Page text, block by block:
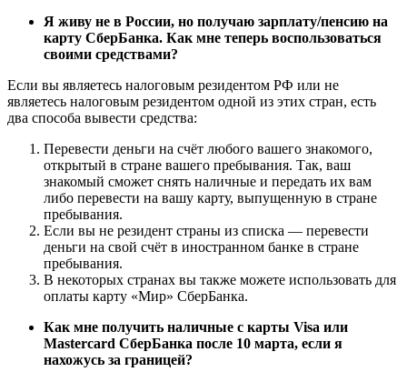
Я живу не в России, но получаю зарплату/пенсию на
карту СберБанка. Как мне теперь воспользоваться
своими средствами?
Если вы являетесь налоговым резидентом РФ или не
являетесь налоговым резидентом одной из этих стран, есть
два способа вывести средства:
Перевести деньги на счёт любого вашего знакомого,
открытый в стране вашего пребывания. Так, ваш
знакомый сможет снять наличные и передать их вам
либо перевести на вашу карту, выпущенную в стране
пребывания.
Если вы не резидент страны из списка — перевести
деньги на свой счёт в иностранном банке в стране
пребывания.
В некоторых странах вы также можете использовать для
оплаты карту «Мир» СберБанка.
Как мне получить наличные с карты Visa или
Mastercard СберБанка после 10 марта, если я
нахожусь за границей?